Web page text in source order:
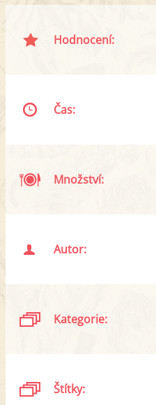
Hodnocení:
Čas:
Množství:
Autor:
Kategorie:
Štítky: